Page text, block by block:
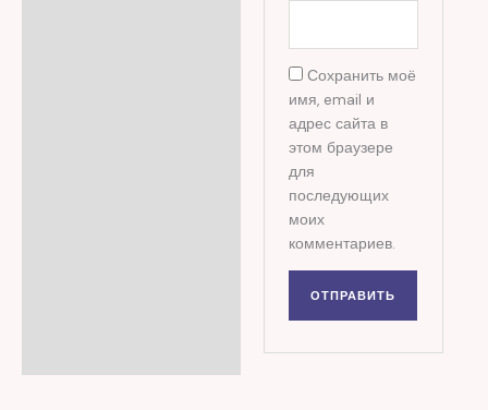
Сохранить моё
имя, email и
адрес сайта в
этом браузере
для
последующих
моих
комментариев.